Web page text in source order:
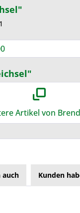
Artikel von
auch Kunden